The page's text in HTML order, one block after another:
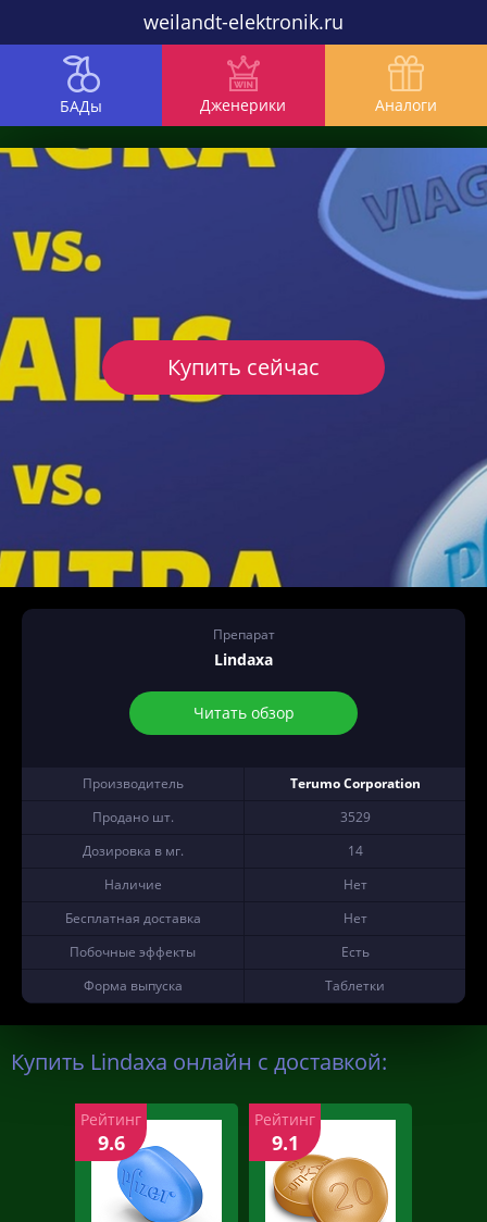
weilandt-elektronik.ru
БАДы Дженерики Аналоги
Препарат
Lindaxa
Читать обзор
Производитель
Terumo Corporation
Продано шт.
3529
Дозировка в мг.
14
Наличие
Нет
Бесплатная доставка
Нет
Побочные эффекты
Есть
Форма выпуска
Таблетки
Купить сейчас
Купить Lindaxa онлайн с доставкой:
Рейтинг
9.6
Рейтинг
9.1